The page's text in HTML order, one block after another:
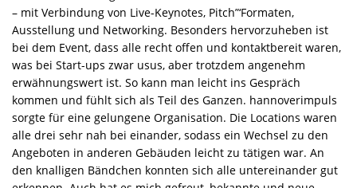
– mit Verbindung von Live-Keynotes, Pitch”‘Formaten,
Ausstellung und Networking. Besonders hervorzuheben ist
bei dem Event, dass alle recht offen und kontaktbereit waren,
was bei Start-ups zwar usus, aber trotzdem angenehm
erwähnungswert ist. So kann man leicht ins Gespräch
kommen und fühlt sich als Teil des Ganzen. hannoverimpuls
sorgte für eine gelungene Organisation. Die Locations waren
alle drei sehr nah bei einander, sodass ein Wechsel zu den
Angeboten in anderen Gebäuden leicht zu tätigen war. An
den knalligen Bändchen konnten sich alle untereinander gut